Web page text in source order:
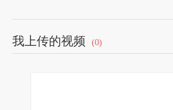
我上传的视频 (0)